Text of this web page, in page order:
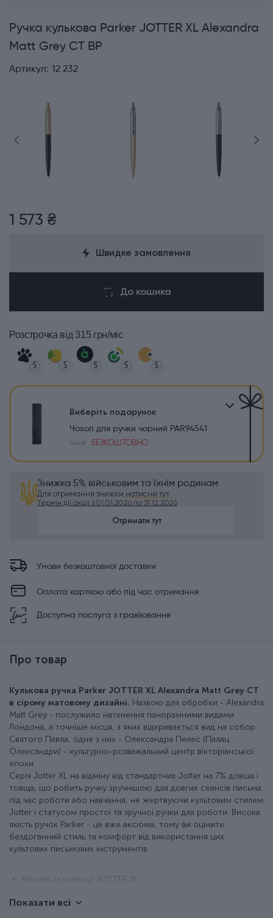
Ручка кулькова Parker JOTTER XL Alexandra
Matt Grey CT BP
Артикул: 12 232
1 573 ₴
Швидке замовлення
До кошика
Розстрочка від 315 грн/міс
5 5 5 5 5
Виберіть подарунок
Чохол для ручки чорний PAR94541
164 ₴
БЕЗКОШТОВНО
Знижка 5% військовим та їхнім родинам
Для отримання знижки натисни тут
Термін дії акції з 01.01.2026 по 31.12.2026
Отримати тут
Умови безкоштовної доставки
Оплата карткою або під час отримання
Доступна послуга з гравіювання
Про товар
Кулькова ручка Parker JOTTER XL Alexandra Matt Grey CT
в сірому матовому дизайні. Назвою для обробки - Alexandra
Matt Grey - послужило натхнення панорамними видами
Лондона, а точніше місця, з яких відкривається вид на собор
Святого Павла, одне з них - Олександра Пелес (Палац
Олександри) - культурно-розважальний центр вікторіанської
епохи.
Серія Jotter XL на відміну від стандартних Jotter на 7% довша і
товща, що робить ручку зручнішою для довгих сеансів письма
під час роботи або навчання, не жертвуючи культовим стилем
Jotter і статусом простої та зручної ручки для роботи. Висока
якість ручок Parker - це вже аксіома, тому ви оціните
бездоганний стиль та комфорт від використання цих
культових письмових інструментів.
Модель із колекції JOTTER XL.
корпусу та полірованим ковпачком.
Показати всі